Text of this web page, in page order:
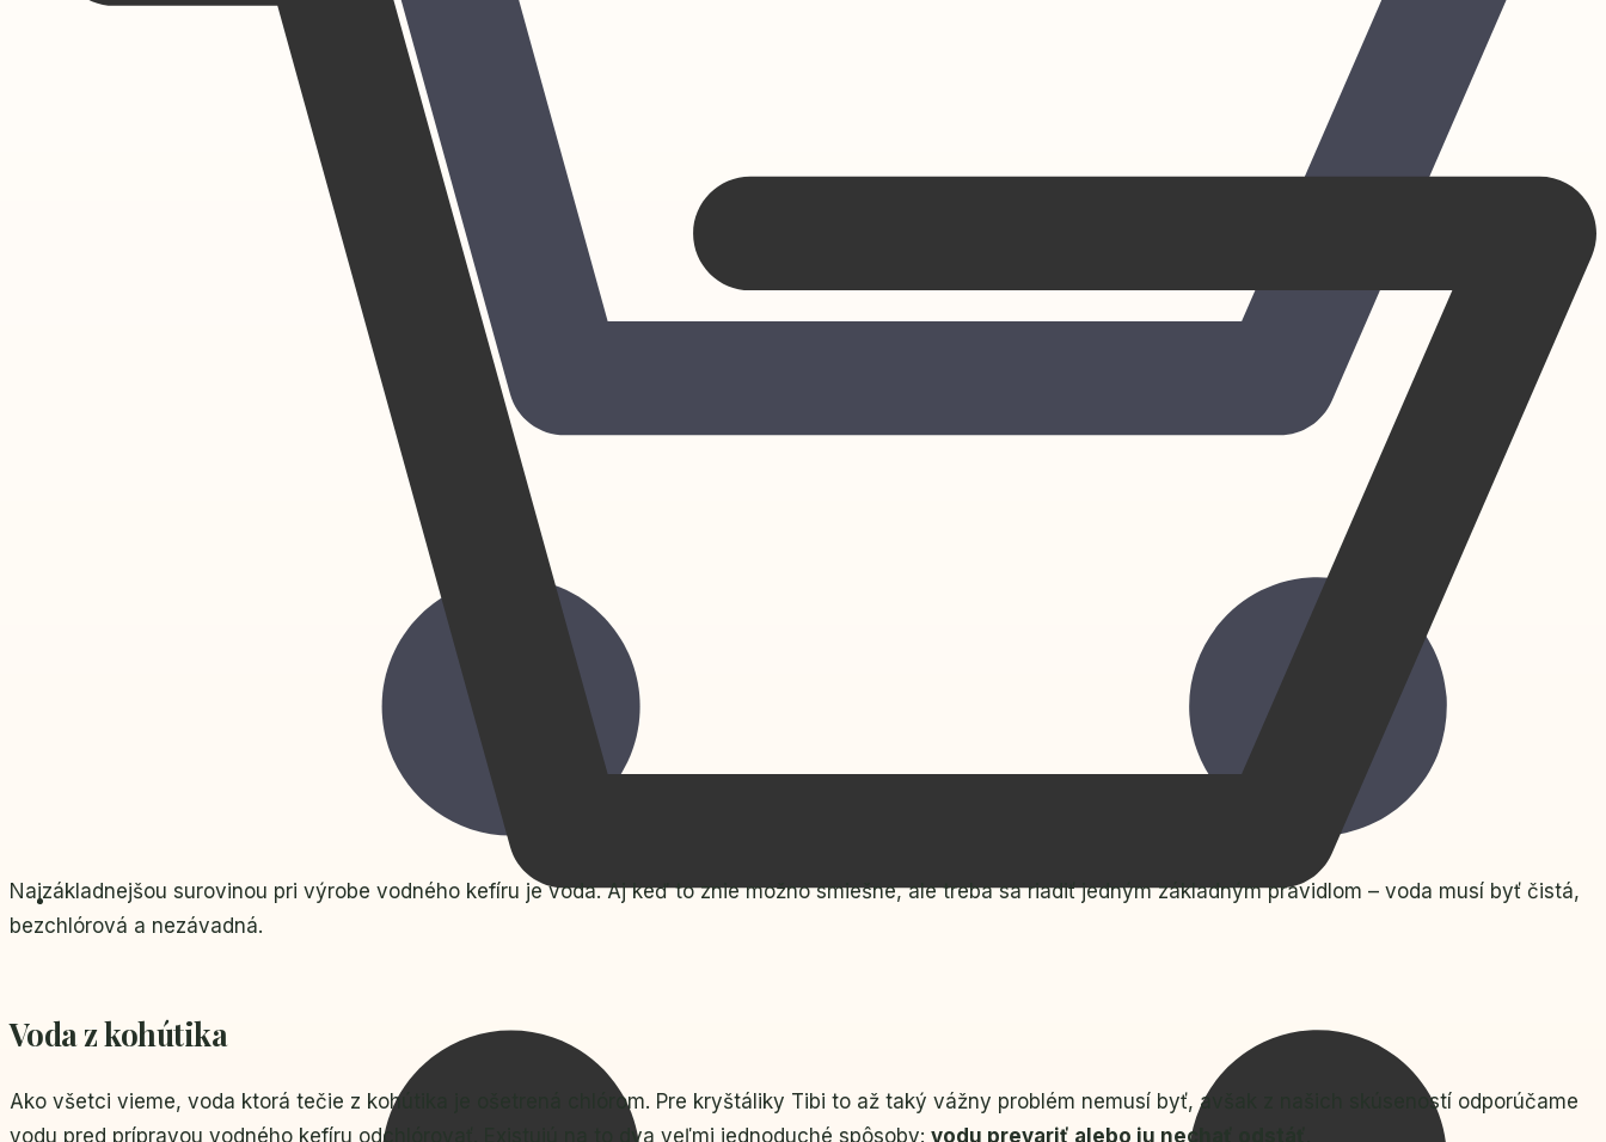
Najzákladnejšou surovinou pri výrobe vodného kefíru je voda. Aj keď to znie možno smiešne, ale treba sa riadiť jedným základným pravidlom – voda musí byť čistá,
bezchlórová a nezávadná.
Voda z kohútika
Ako všetci vieme, voda ktorá tečie z kohútika je ošetrená chlórom. Pre kryštáliky Tibi to až taký vážny problém nemusí byť, avšak z našich skúseností odporúčame
vodu pred prípravou vodného kefíru odchlórovať. Existujú na to dva veľmi jednoduché spôsoby: vodu prevariť alebo ju nechať odstáť